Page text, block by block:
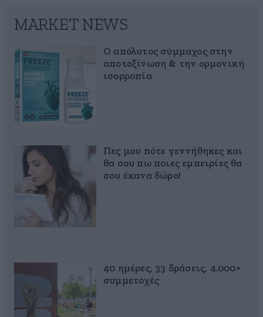
MARKET NEWS
Ο απόλυτος σύμμαχος στην
αποτοξίνωση & την ορμονική
ισορροπία
Πες μου πότε γεννήθηκες και
θα σου πω ποιες εμπειρίες θα
σου έκανα δώρο!
40 ημέρες, 33 δράσεις, 4.000+
συμμετοχές